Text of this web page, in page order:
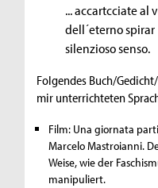
... accartcciate al
dell´eterno spirar
silenzioso senso.
Folgendes Buch/
mir unterrichteten
Film: Una giornata
Marcelo Mastroianni.
Weise, wie der
manipuliert.